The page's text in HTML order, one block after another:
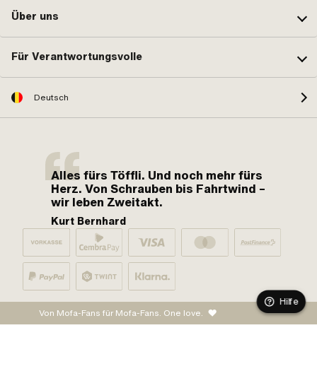
Über uns
Für Verantwortungsvolle
Deutsch
Alles fürs Töffli. Und noch mehr fürs
Herz. Von Schrauben bis Fahrtwind –
wir leben Zweitakt.
Kurt Bernhard
Von Mofa-Fans für Mofa-Fans. One love.
Hilfe